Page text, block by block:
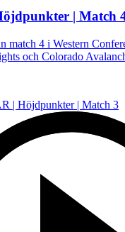
| Match
match 4 i Western
och Colorado